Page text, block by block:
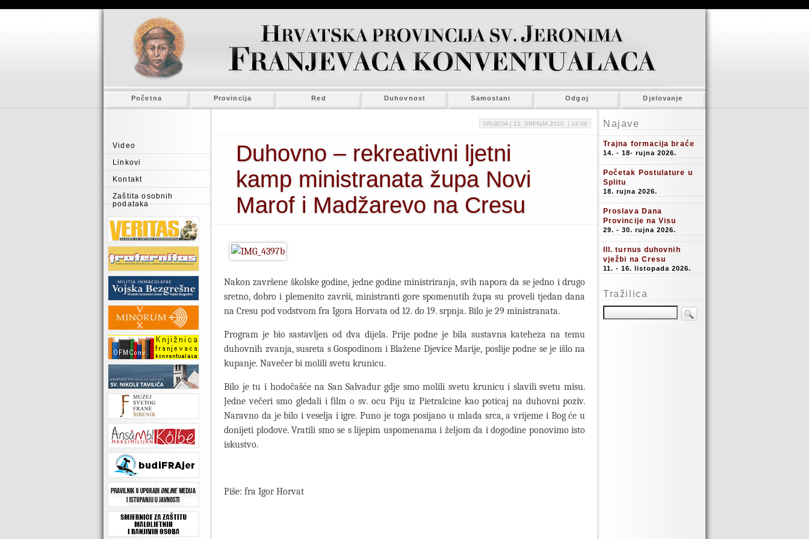
Početna Provincija Red Duhovnost Samostani Odgoj Djelovanje
Video
Linkovi
Kontakt
Zaštita osobnih
podataka
SRIJEDA | 21. SRPNJA 2010. | 14:08
Duhovno – rekreativni ljetni
kamp ministranata župa Novi
Marof i Madžarevo na Cresu
Nakon završene školske godine, jedne godine ministriranja, svih napora da se jedno i drugo
sretno, dobro i plemenito završi, ministranti gore spomenutih župa su proveli tjedan dana
na Cresu pod vodstvom fra Igora Horvata od 12. do 19. srpnja. Bilo je 29 ministranata.
Program je bio sastavljen od dva dijela. Prije podne je bila sustavna kateheza na temu
duhovnih zvanja, susreta s Gospodinom i Blažene Djevice Marije, poslije podne se je išlo na
kupanje. Navečer bi molili svetu krunicu.
Bilo je tu i hodočašće na San Salvadur gdje smo molili svetu krunicu i slavili svetu misu.
Jedne večeri smo gledali i film o sv. ocu Piju iz Pietralcine kao poticaj na duhovni poziv.
Naravno da je bilo i veselja i igre. Puno je toga posijano u mlada srca, a vrijeme i Bog će u
donijeti plodove. Vratili smo se s lijepim uspomenama i željom da i dogodine ponovimo isto
iskustvo.
Piše: fra Igor Horvat
Najave
Trajna formacija braće
14. - 18- rujna 2026.
Početak Postulature u
Splitu
18. rujna 2026.
Proslava Dana
Provincije na Visu
29. - 30. rujna 2026.
III. turnus duhovnih
vježbi na Cresu
11. - 16. listopada 2026.
Tražilica